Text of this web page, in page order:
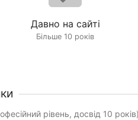
Давно на сайті
Більше 10 років
рівень, досвід 10 років)